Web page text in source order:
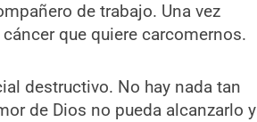
de trabajo. Una vez
que quiere carcomernos.
destructivo. No hay nada tan
de Dios no pueda alcanzarlo y